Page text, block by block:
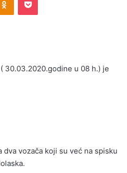
30.03.2020.godine u 08 h.) je
vozača koji su već na spisku